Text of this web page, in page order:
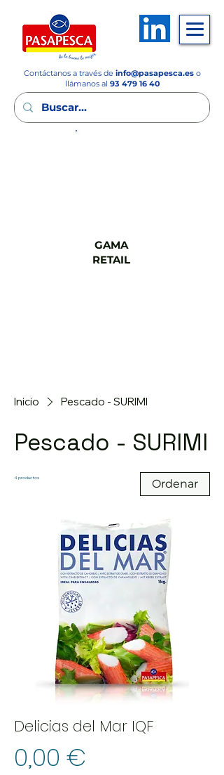
Contáctanos a través de info@pasapesca.es o
llámanos al 93 479 16 40
GAMA
RETAIL
Inicio Pescado - SURIMI
Pescado - SURIMI
4 productos Ordenar
Delicias del Mar IQF
Precio
0,00 €